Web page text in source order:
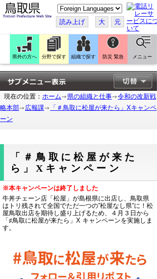
こ
の
ペ
ー
ジ
翻
訳
す
る
読み上げ 大 元
県外の方へ 分野で探す 組織で探す 防災 緊急 メニュー
現在の位置： ホーム 県の組織と仕事
令和の改新戦
略本部
広報課
「＃鳥取に松屋が来たら」Xキャンペ
ーン
「＃鳥取に松屋が来た
ら」Xキャンペーン
※本キャンペーンは終了しました
牛丼チェーン店「松屋」が島根県に出店し、鳥取県
はトリ残されて全国でただ一つの”松屋なし県”に！松
屋鳥取出店を期待し盛り上げるため、４月３日から
「♯鳥取に松屋が来たら」X キャンペーンを実施しま
す。